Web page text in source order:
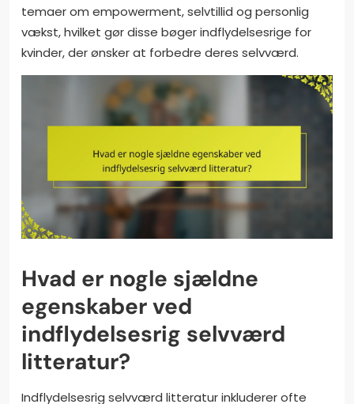
temaer om empowerment, selvtillid og personlig
vækst, hvilket gør disse bøger indflydelsesrige for
kvinder, der ønsker at forbedre deres selvværd.
Hvad er nogle sjældne
egenskaber ved
indflydelsesrig selvværd
litteratur?
Indflydelsesrig selvværd litteratur inkluderer ofte